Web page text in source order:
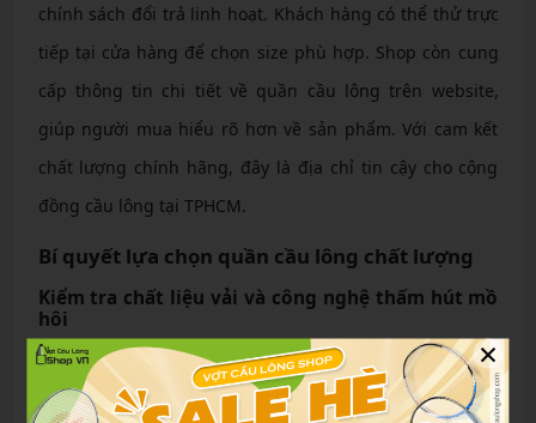
chính sách đổi trả linh hoạt. Khách hàng có thể thử trực
tiếp tại cửa hàng để chọn size phù hợp. Shop còn cung
cấp thông tin chi tiết về quần cầu lông trên website,
giúp người mua hiểu rõ hơn về sản phẩm. Với cam kết
chất lượng chính hãng, đây là địa chỉ tin cậy cho cộng
đồng cầu lông tại TPHCM.
Bí quyết lựa chọn quần cầu lông chất lượng
Kiểm tra chất liệu vải và công nghệ thấm hút mồ
hôi
Chất liệu vải là yếu tố then chốt. Ưu tiên quần làm từ
polyester pha spandex, có khả năng co giãn 4 chiều.
×